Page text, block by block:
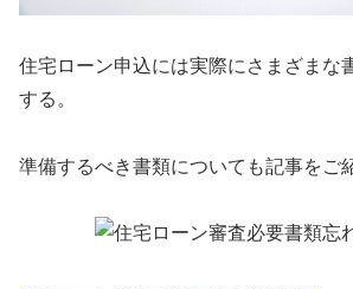
住宅ローン申込には実際にさまざまな
する。
準備するべき書類についても記事をご